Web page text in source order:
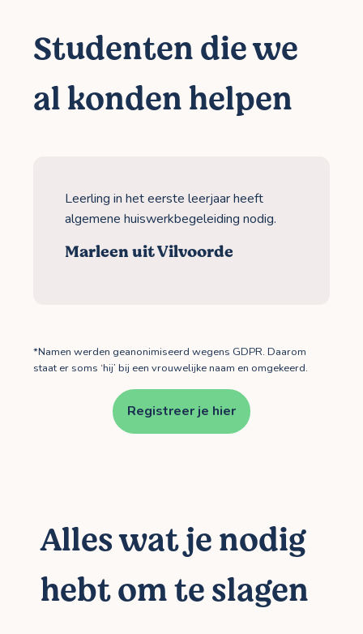
Studenten die we
al konden helpen
Leerling in het eerste leerjaar heeft
algemene huiswerkbegeleiding nodig.
Marleen uit Vilvoorde
*Namen werden geanonimiseerd wegens GDPR. Daarom
staat er soms ‘hij’ bij een vrouwelijke naam en omgekeerd.
Registreer je hier
Alles wat je nodig
hebt om te slagen